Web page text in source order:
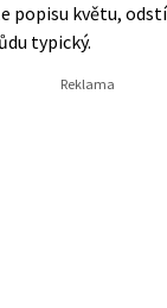
popisu květu,
typický.